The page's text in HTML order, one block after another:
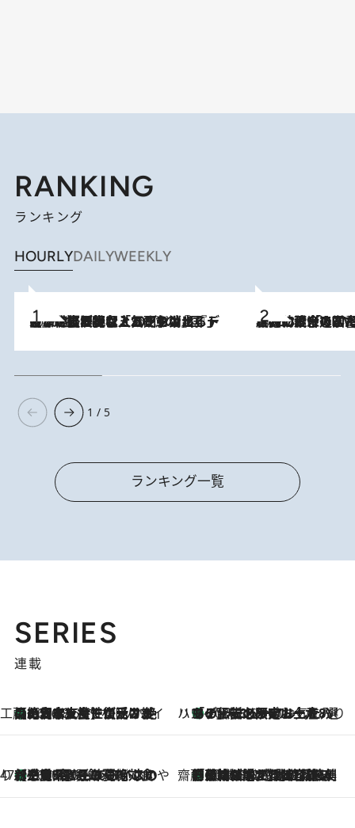
RANKING
ランキング
HOURLYDAILYWEEKLY
2026.8.5
【なぜ吉沢亮は「気配を消せる」のか？】興行収入208億の『国宝』を経て挑むミュージカル『ディア・エヴァン・ハンセン』。トップ俳優が舞台上でさらけ出した“孤独”とは 2026.8.3
慶應幼稚舎の図書室からテレビの世界に飛び込んだ阿川佐和子（72）
1 / 5
ランキング一覧
SERIES
連載
工藤まやのおもてなしハワイ
2026.8.6
【ハワイ土産】ローカルの絶大な支持で復活！ 絶品の幻クッキー《元ファンの日本人女性が受け継いだ名店》 ハワイ賢者 リサのお気に入りリスト2026.8.6
あの伝説の限定トートも！ リニューアルした「ディーン＆デルーカ ハワイ」で必須のお土産8選
47都道府県の手みやげ ひんやりスイーツで夏を満喫
2026.8.6
【三重県】この夏絶対食べたい 冷やしておいしいおやつ3選 お餅×アイスの新感覚スイーツ 齋藤 薫 美容脳ルネサンス
2026.8.6
「荷物が増えるほど旅ストレスは増す」美容ジャーナリストがたどり着いた最終結論。“化粧品を劇的に減らす”感動の凝縮美容とは